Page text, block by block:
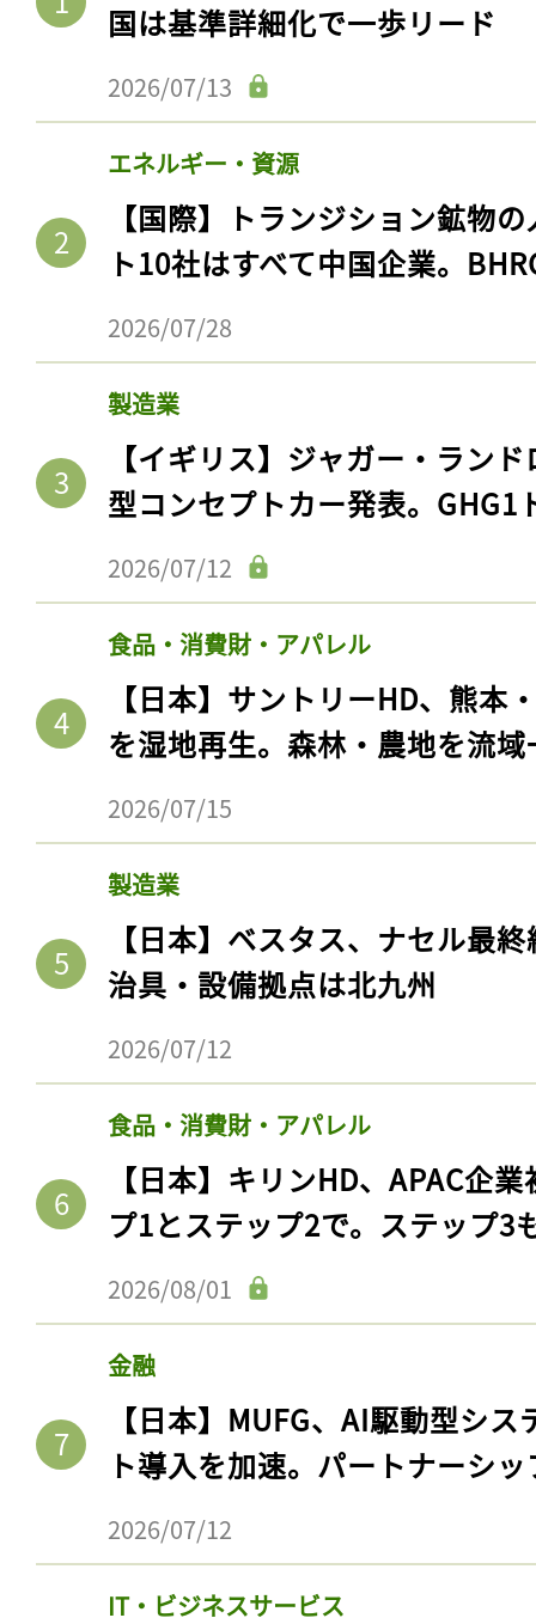
国は基準詳細化で一歩リード
2026/07/13
エネルギー・資源
【国際】トランジション鉱物
ト10社はすべて中国企業。
2026/07/28
製造業
【イギリス】ジャガー・ラン
型コンセプトカー発表。GHG1
2026/07/12
食品・消費財・アパレル
【日本】サントリーHD、熊本
を湿地再生。森林・農地を流
2026/07/15
製造業
【日本】ベスタス、ナセル最
治具・設備拠点は北九州
2026/07/12
食品・消費財・アパレル
【日本】キリンHD、APAC企
プ1とステップ2で。ステップ3
2026/08/01
金融
【日本】MUFG、AI駆動型シ
ト導入を加速。パートナーシ
2026/07/12
IT・ビジネスサービス